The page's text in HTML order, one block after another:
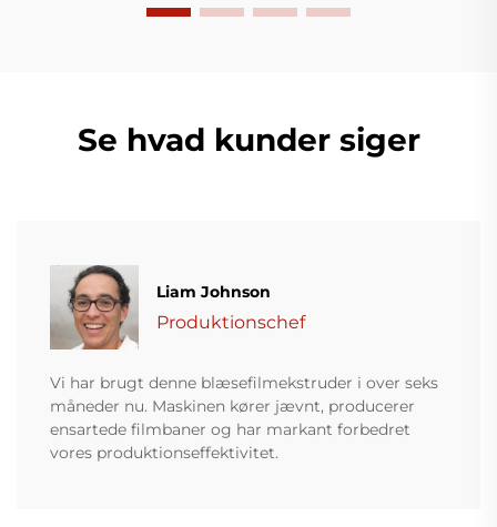
Se hvad kunder siger
Liam Johnson
Produktionschef
Vi har brugt denne blæsefilmekstruder i over seks
måneder nu. Maskinen kører jævnt, producerer
ensartede filmbaner og har markant forbedret
vores produktionseffektivitet.